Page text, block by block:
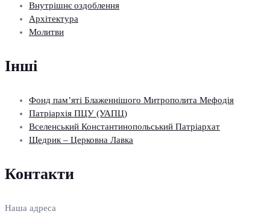
Внутрішнє оздоблення
Архітектура
Молитви
Інші
Фонд пам’яті Блаженнішого Митрополита Мефодія
Патріархія ПЦУ (УАПЦ)
Вселенський Константинопольський Патріархат
Щедрик – Церковна Лавка
Контакти
Наша адреса